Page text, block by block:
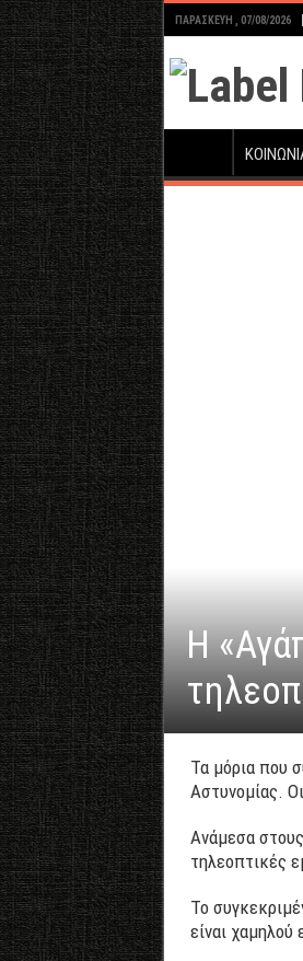
ΠΑΡΑΣΚΕΥΉ , 07/08/2026
Η
Τα μόρια που
Αστυνομίας.
Ανάμεσα
τηλεοπτικές
Το
είναι χαμηλού